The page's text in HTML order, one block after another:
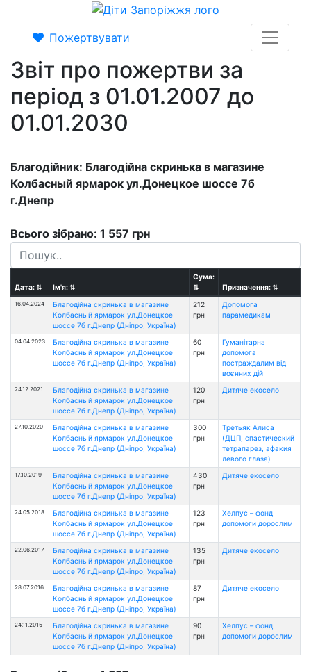
Пожертвувати
Звіт про пожертви за
період з 01.01.2007 до
01.01.2030
Благодійник: Благодійна скринька в магазине
Колбасный ярмарок ул.Донецкое шоссе 7б
г.Днепр
Всього зібрано: 1 557 грн
Дата:⇅ Ім'я:⇅
Сума:
⇅
Призначення:⇅
16.04.2024
Благодійна скринька в магазине
Колбасный ярмарок ул.Донецкое
шоссе 7б г.Днепр (Дніпро, Україна)
212
грн
Допомога
парамедикам
04.04.2023
Благодійна скринька в магазине
Колбасный ярмарок ул.Донецкое
шоссе 7б г.Днепр (Дніпро, Україна)
60
грн
Гуманітарна
допомога
постраждалим від
воєнних дій
24.12.2021
Благодійна скринька в магазине
Колбасный ярмарок ул.Донецкое
шоссе 7б г.Днепр (Дніпро, Україна)
120
грн
Дитяче екосело
27.10.2020
Благодійна скринька в магазине
Колбасный ярмарок ул.Донецкое
шоссе 7б г.Днепр (Дніпро, Україна)
300
грн
Третьяк Алиса
(ДЦП, спастический
тетрапарез, афакия
левого глаза)
17.10.2019
Благодійна скринька в магазине
Колбасный ярмарок ул.Донецкое
шоссе 7б г.Днепр (Дніпро, Україна)
430
грн
Дитяче екосело
24.05.2018
Благодійна скринька в магазине
Колбасный ярмарок ул.Донецкое
шоссе 7б г.Днепр (Дніпро, Україна)
123
грн
Хелпус – фонд
допомоги дорослим
22.06.2017
Благодійна скринька в магазине
Колбасный ярмарок ул.Донецкое
шоссе 7б г.Днепр (Дніпро, Україна)
135
грн
Дитяче екосело
28.07.2016
Благодійна скринька в магазине
Колбасный ярмарок ул.Донецкое
шоссе 7б г.Днепр (Дніпро, Україна)
87
грн
Дитяче екосело
24.11.2015
Благодійна скринька в магазине
Колбасный ярмарок ул.Донецкое
шоссе 7б г.Днепр (Дніпро, Україна)
90
грн
Хелпус – фонд
допомоги дорослим